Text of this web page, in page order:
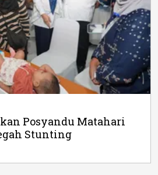
Posyandu Matahari
Stunting